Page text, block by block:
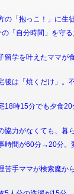
の「抱っこ！」に生
「自分時間」を守
留学を叶えたママが
後は「焼くだけ」。
18時15分でも夕食
協力がなくても、暮
時間が60分→20分。
苦手ママが検索魔か